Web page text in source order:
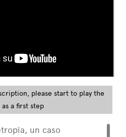
please start to play the
a first step
un caso